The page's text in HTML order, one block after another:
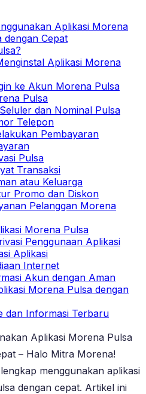
Aplikasi Morena
dengan Cepat
Aplikasi Morena
ke Akun Morena Pulsa
Pulsa
dan Nominal Pulsa
Telepon
Pembayaran
Pulsa
Transaksi
atau Keluarga
Promo dan Diskon
Pelanggan Morena
Morena Pulsa
Penggunaan Aplikasi
Aplikasi
Internet
Akun dengan Aman
Morena Pulsa dengan
dan Informasi Terbaru
Aplikasi Morena Pulsa
– Halo Mitra Morena!
menggunakan aplikasi
dengan cepat. Artikel ini